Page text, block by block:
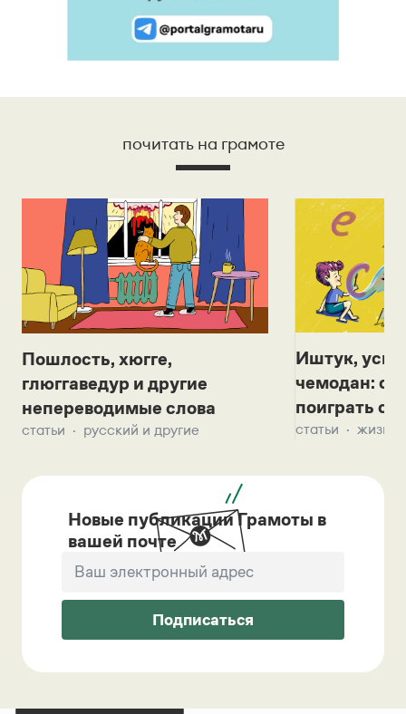
почитать на грамоте
Пошлость, хюгге,
глюггаведур и другие
непереводимые слова
статьи русский и другие
Иштук,
чемодан:
поиграть с
статьи жизнь
Новые публикации Грамоты в
вашей почте
Подписаться